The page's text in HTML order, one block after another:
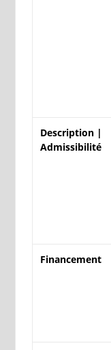
Description |
Admissibilité
Financement